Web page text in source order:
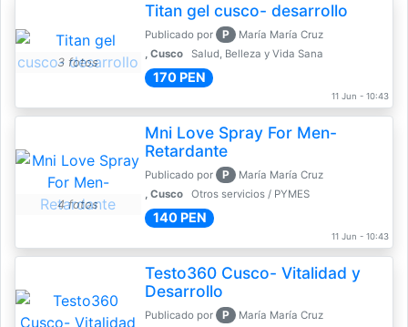
3 fotos
Titan gel cusco- desarrollo
Publicado por P
María María Cruz
, Cusco
Salud, Belleza y Vida Sana
170 PEN
11 Jun - 10:43
4 fotos
Mni Love Spray For Men-
Retardante
Publicado por P
María María Cruz
, Cusco
Otros servicios / PYMES
140 PEN
11 Jun - 10:43
Testo360 Cusco- Vitalidad y
Desarrollo
Publicado por P
María María Cruz